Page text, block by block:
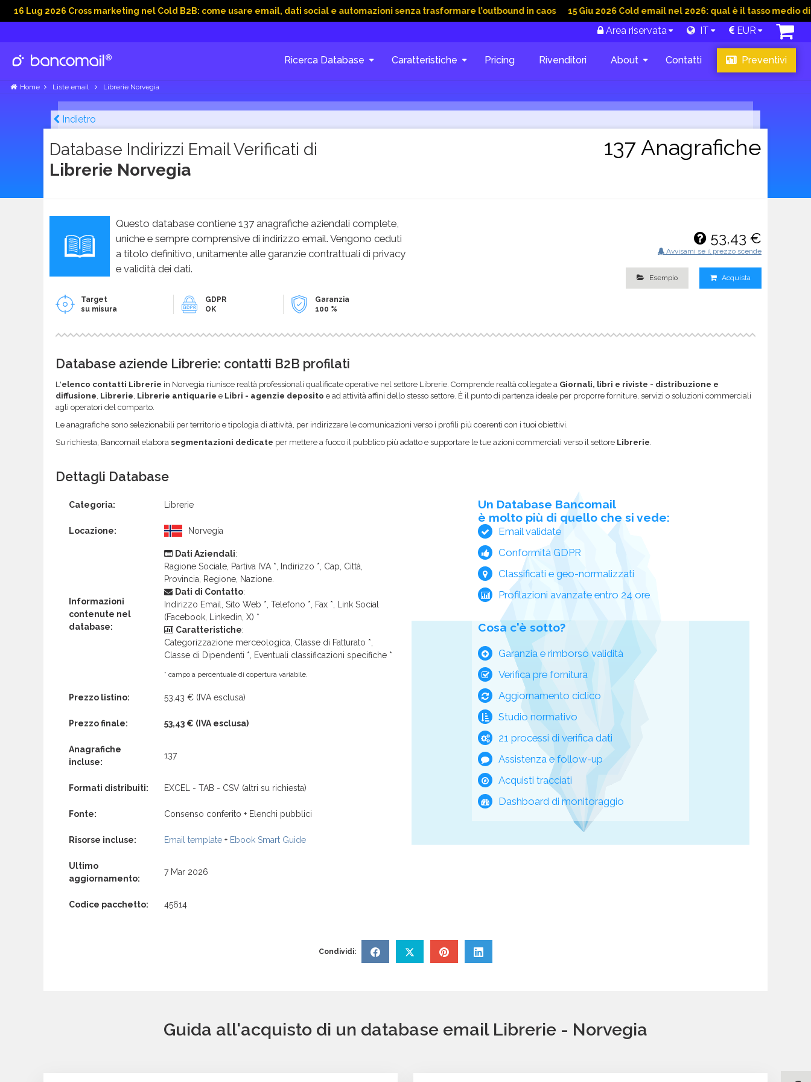
2026 Cross marketing nel Cold B2B: come usare email, dati social e automazioni senza trasformare l’outbound in caos 15 Giu 2026 Cold email nel 2026: qual è il tasso medio di
Area riservata IT EUR
Ricerca Database Caratteristiche Pricing Rivenditori About Contatti Preventivi
Home Liste email Librerie Norvegia
Indietro
Database Indirizzi Email Verificati di
Librerie Norvegia
137 Anagrafiche
Questo database contiene 137 anagrafiche aziendali complete,
uniche e sempre comprensive di indirizzo email. Vengono ceduti
a titolo definitivo, unitamente alle garanzie contrattuali di privacy
e validità dei dati.
Target
su misura
GDPR
OK
Garanzia
100 %
53,43 €
Avvisami se il prezzo scende
Esempio Acquista
Database aziende Librerie: contatti B2B profilati
L'elenco contatti Librerie in Norvegia riunisce realtà professionali qualificate operative nel settore Librerie. Comprende realtà collegate a Giornali, libri e riviste - distribuzione e
diffusione Librerie Librerie antiquarie e Libri - agenzie deposito e ad attività affini dello stesso settore. È il punto di partenza ideale per proporre forniture, servizi o soluzioni commerciali
agli operatori del comparto.
Le anagrafiche sono selezionabili per territorio e tipologia di attività, per indirizzare le comunicazioni verso i profili più coerenti con i tuoi obiettivi.
Su richiesta, Bancomail elabora segmentazioni dedicate per mettere a fuoco il pubblico più adatto e supportare le tue azioni commerciali verso il settore Librerie
Dettagli Database
Categoria: Librerie
Locazione: Norvegia
Informazioni
contenute nel
database:
Dati Aziendali:
Ragione Sociale, Partiva IVA *, Indirizzo *, Cap, Città,
Provincia, Regione, Nazione.
Dati di Contatto:
Indirizzo Email, Sito Web *, Telefono *, Fax *, Link Social
(Facebook, Linkedin, X) *
Caratteristiche:
Categorizzazione merceologica, Classe di Fatturato *,
Classe di Dipendenti *, Eventuali classificazioni specifiche *
* campo a percentuale di copertura variabile.
Prezzo listino: 53,43 € (IVA esclusa)
Prezzo finale: 53,43 € (IVA esclusa)
Anagrafiche
incluse:
137
Formati distribuiti: EXCEL - TAB - CSV (altri su richiesta)
Fonte: Consenso conferito + Elenchi pubblici
Risorse incluse: Email template + Ebook Smart Guide
Ultimo
aggiornamento:
7 Mar 2026
Codice pacchetto: 45614
Un Database Bancomail
è molto più di quello che si vede:
Email validate
Conformità GDPR
Classificati e geo-normalizzati
Profilazioni avanzate entro 24 ore
Cosa c'è sotto?
Garanzia e rimborso validità
Verifica pre fornitura
Aggiornamento ciclico
Studio normativo
21 processi di verifica dati
Assistenza e follow-up
Acquisti tracciati
Dashboard di monitoraggio
Condividi:
Guida all'acquisto di un database email Librerie - Norvegia